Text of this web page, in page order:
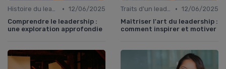
Histoire du leadership • 12/06/2025
Comprendre le leadership :
une exploration approfondie
Traits d'un leader efficace • 12/06/2025
Maîtriser l'art du leadership :
comment inspirer et motiver